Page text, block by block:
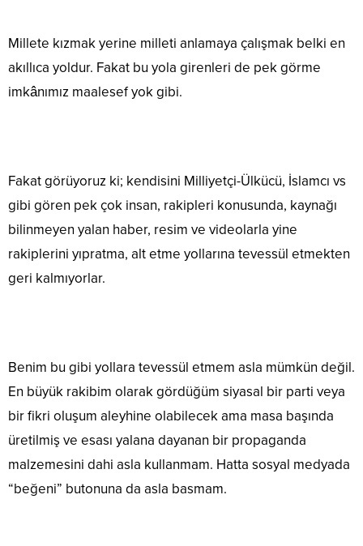
Millete kızmak yerine milleti anlamaya çalışmak belki en
akıllıca yoldur. Fakat bu yola girenleri de pek görme
imkânımız maalesef yok gibi.
Fakat görüyoruz ki; kendisini Milliyetçi-Ülkücü, İslamcı vs
gibi gören pek çok insan, rakipleri konusunda, kaynağı
bilinmeyen yalan haber, resim ve videolarla yine
rakiplerini yıpratma, alt etme yollarına tevessül etmekten
geri kalmıyorlar.
Benim bu gibi yollara tevessül etmem asla mümkün değil.
En büyük rakibim olarak gördüğüm siyasal bir parti veya
bir fikri oluşum aleyhine olabilecek ama masa başında
üretilmiş ve esası yalana dayanan bir propaganda
malzemesini dahi asla kullanmam. Hatta sosyal medyada
“beğeni” butonuna da asla basmam.